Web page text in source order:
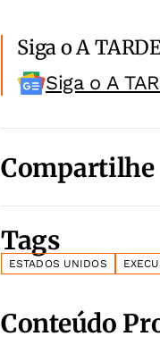
Siga o A
Siga o A
Compartilhe
Tags
ESTADOS UNIDOS